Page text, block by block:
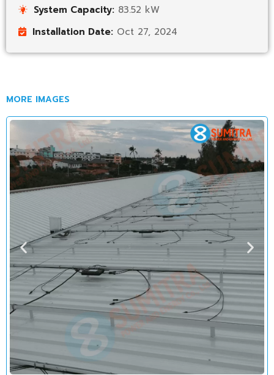
System Capacity: 83.52 kW
Installation Date: Oct 27, 2024
MORE IMAGES